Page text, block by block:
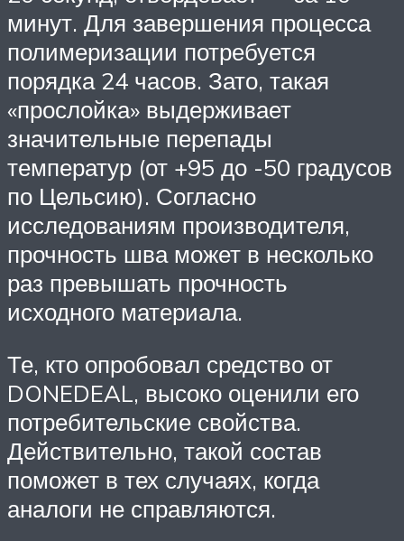
минут. Для завершения процесса
полимеризации потребуется
порядка 24 часов. Зато, такая
«прослойка» выдерживает
значительные перепады
температур (от +95 до -50 градусов
по Цельсию). Согласно
исследованиям производителя,
прочность шва может в несколько
раз превышать прочность
исходного материала.
Те, кто опробовал средство от
DONEDEAL, высоко оценили его
потребительские свойства.
Действительно, такой состав
поможет в тех случаях, когда
аналоги не справляются.